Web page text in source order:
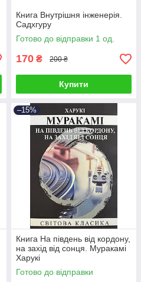
Книга Внутрішня інженерія.
Садхгуру
Готово до відправки 1 од.
170 ₴ 200 ₴
Купити
–15%
Книга На південь від кордону,
на захід від сонця. Муракамі
Харукі
Готово до відправки